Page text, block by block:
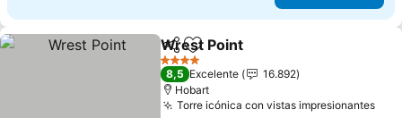
CompartirAgregar a favoritos
Wrest Point
4 Estrellas
8,5 Excelente
16.892
Hobart
Torre icónica con vistas impresionantesVer